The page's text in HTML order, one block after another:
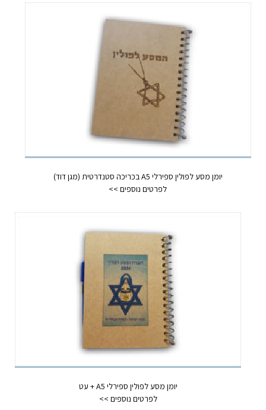
יומן מסע לפולין ספירלי A5 בכריכה סטנדרטית (מגן דוד)
יומן מסע לפולין ספירלי A5 + עט